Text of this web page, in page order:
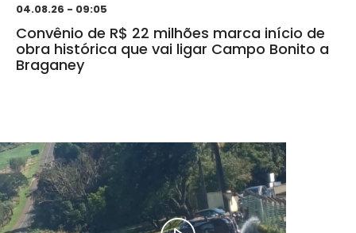
04.08.26 - 09:05
Convênio de R$ 22 milhões marca início de
obra histórica que vai ligar Campo Bonito a
Braganey